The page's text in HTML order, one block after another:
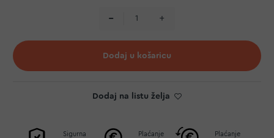
Dodaj u košaricu
Dodaj na listu želja
Sigurna
Plaćanje
Plaćanje